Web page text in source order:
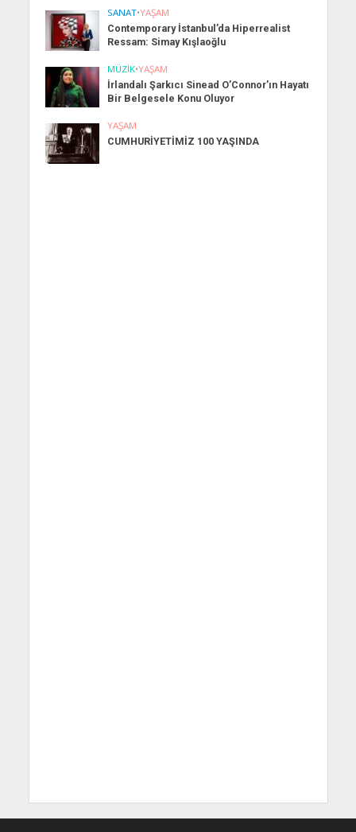
SANAT•YAŞAM
Contemporary İstanbul’da Hiperrealist
Ressam: Simay Kışlaoğlu
MÜZIK•YAŞAM
İrlandalı Şarkıcı Sinead O’Connor’ın Hayatı
Bir Belgesele Konu Oluyor
YAŞAM
CUMHURİYETİMİZ 100 YAŞINDA